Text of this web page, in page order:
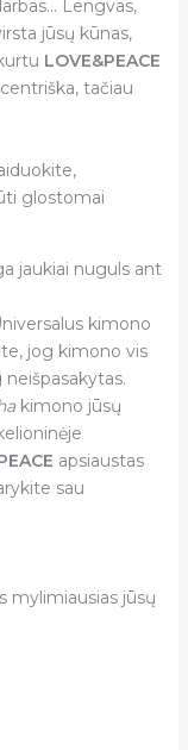
Lengvas,
jūsų kūnas,
LOVE&PEACE
tačiau
glostomai
jaukiai nuguls ant
kimono
jog kimono vis
kimono jūsų
apsiaustas
sau
mylimiausias jūsų